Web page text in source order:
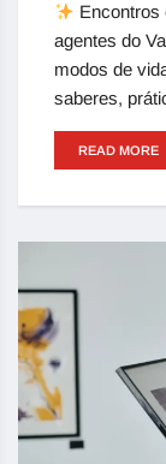
Encontros
agentes do
modos de
saberes,
READ MORE